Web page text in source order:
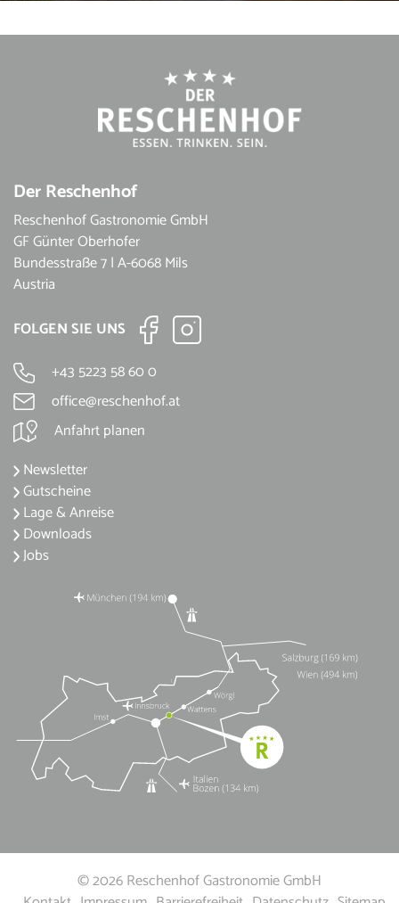
Der Reschenhof
Reschenhof Gastronomie GmbH
GF Günter Oberhofer
Bundesstraße 7 | A-6068 Mils
Austria
FOLGEN SIE UNS
+43 5223 58 60 0
office@reschenhof.at
Anfahrt planen
Newsletter
Gutscheine
Lage & Anreise
Downloads
Jobs
© 2026 Reschenhof Gastronomie GmbH